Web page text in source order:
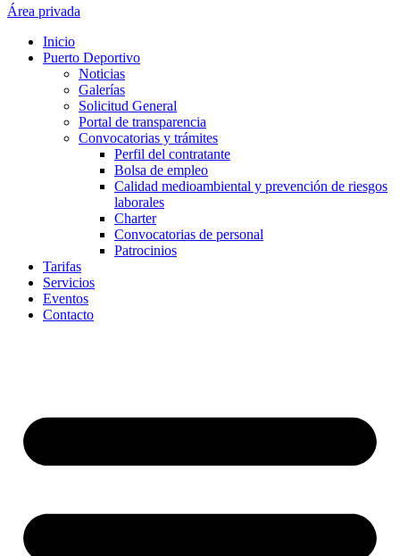
Área privada
Inicio
Puerto Deportivo
Noticias
Galerías
Solicitud General
Portal de transparencia
Convocatorias y trámites
Perfil del contratante
Bolsa de empleo
Calidad medioambiental y prevención de riesgos
laborales
Charter
Convocatorias de personal
Patrocinios
Tarifas
Servicios
Eventos
Contacto